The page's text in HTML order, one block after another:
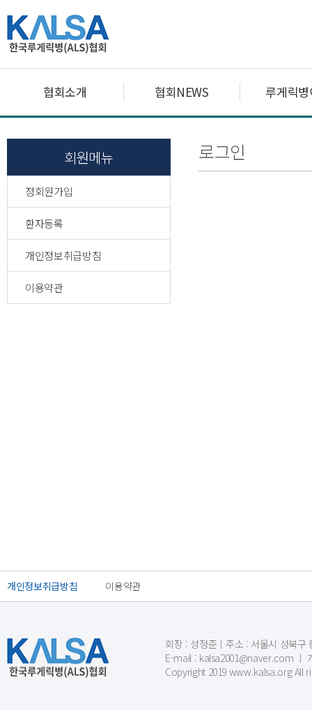
협회소개 협회NEWS 루게릭
회원메뉴
정회원가입
환자등록
개인정보취급방침
이용약관
로그인
개인정보취급방침 이용약관
회장 : 성정준ㅣ주소 : 서울시 성북구
E-mail : kalsa2001@naver.com ㅣ
Copyright 2019 www.kalsa.org All